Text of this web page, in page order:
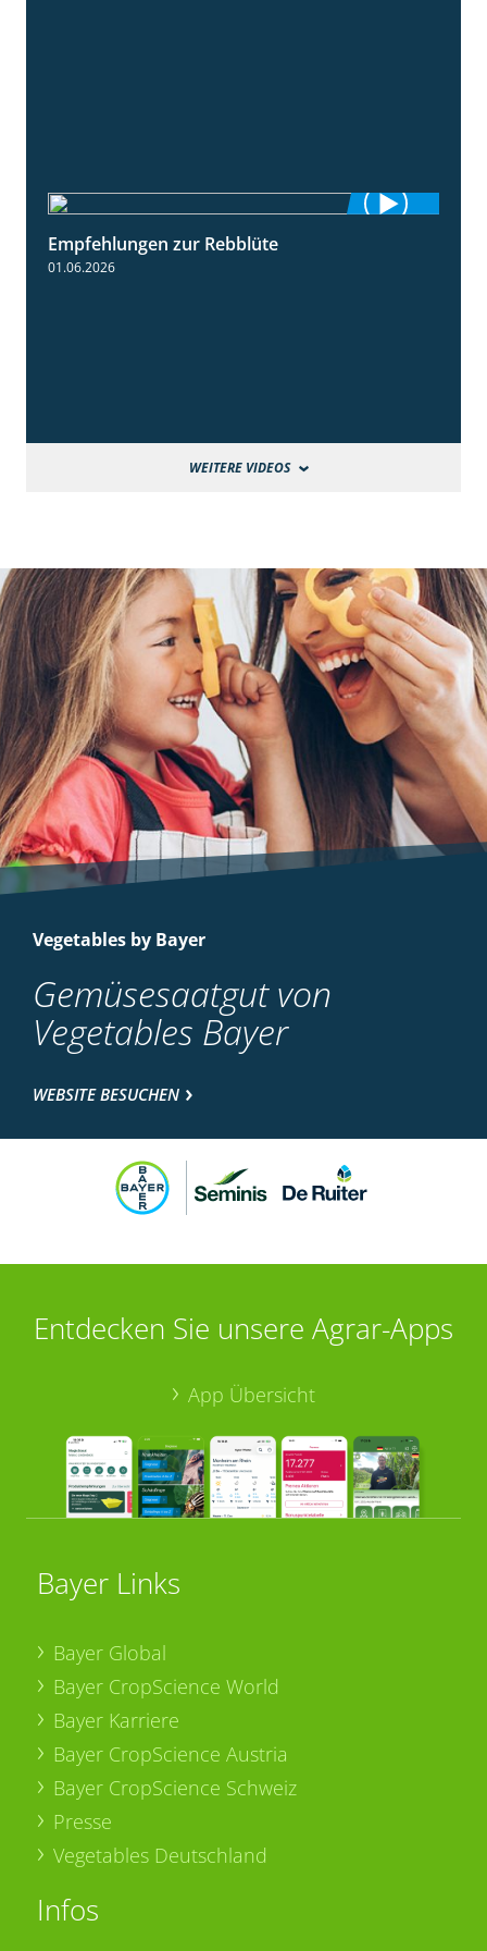
Empfehlungen zur Rebblüte
01.06.2026
WEITERE VIDEOS
Vegetables by Bayer
Gemüsesaatgut von
Vegetables Bayer
WEBSITE BESUCHEN
Entdecken Sie unsere Agrar-Apps
App Übersicht
Bayer Links
Bayer Global
Bayer CropScience World
Bayer Karriere
Bayer CropScience Austria
Bayer CropScience Schweiz
Presse
Vegetables Deutschland
Infos